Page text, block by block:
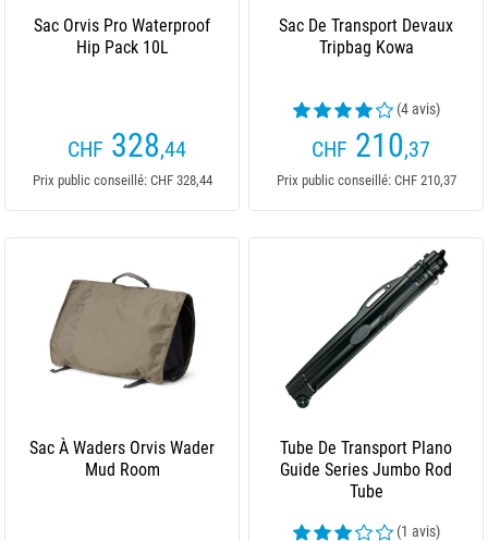
Sac Orvis Pro Waterproof
Hip Pack 10L
CHF 328,44
Prix public conseillé: CHF 328,44
Sac De Transport Devaux
Tripbag Kowa
(4 avis)
CHF 210,37
Prix public conseillé: CHF 210,37
Sac À Waders Orvis Wader
Mud Room
Tube De Transport Plano
Guide Series Jumbo Rod
Tube
(1 avis)